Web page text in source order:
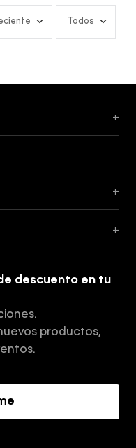
Todos
+
+
+
descuento en tu
productos,